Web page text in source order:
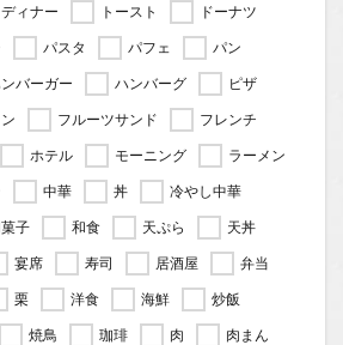
ディナー トースト
ドーナツ
パスタ パフェ
パン
バーガー ハンバーグ
ピザ
フルーツサンド
フレンチ
ホテル モーニング
ラーメン
中華 丼
冷やし中華
子 和食 天ぷら
天丼
宴席 寿司 居酒屋
弁当
栗 洋食 海鮮
炒飯
焼鳥 珈琲 肉
肉まん